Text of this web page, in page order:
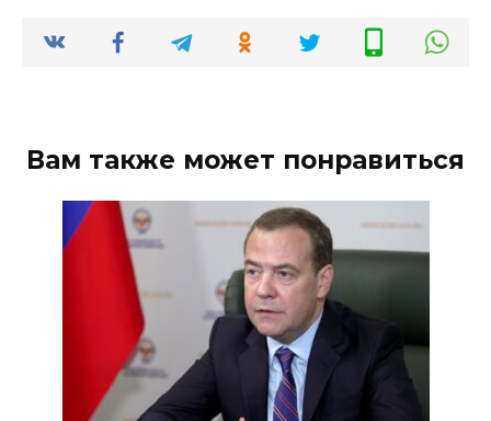
Вам также может понравиться